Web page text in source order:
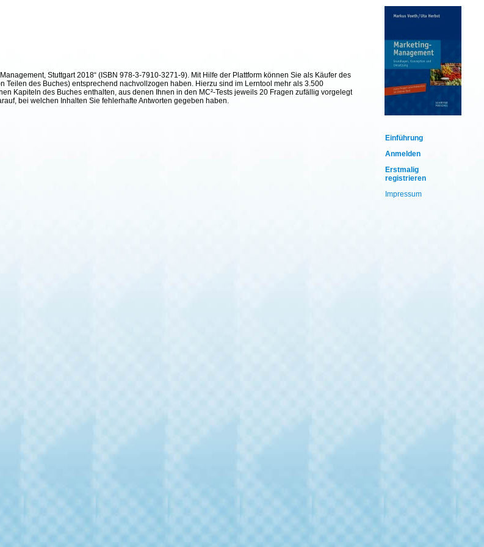
Einführung
Anmelden
Erstmalig
registrieren
Impressum
Stuttgart 2018“ (ISBN 978-3-7910-3271-9). Mit Hilfe der Plattform können Sie als Käufer des
des Buches) entsprechend nachvollzogen haben. Hierzu sind im Lerntool mehr als 3.500
Kapiteln des Buches enthalten, aus denen Ihnen in den MC²-Tests jeweils 20 Fragen zufällig vorgelegt
bei welchen Inhalten Sie fehlerhafte Antworten gegeben haben.